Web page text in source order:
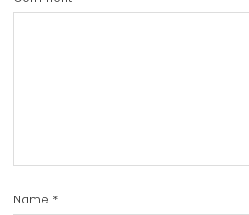
Name *